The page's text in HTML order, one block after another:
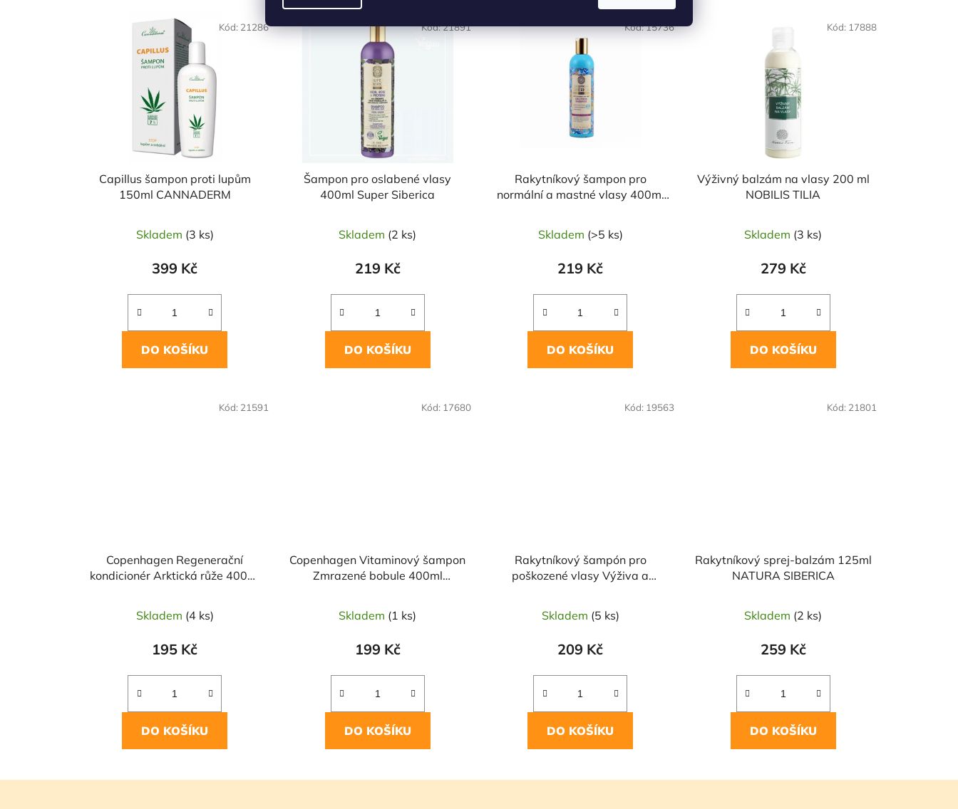
Capillus šampon proti lupům
150ml CANNADERM
Skladem (3 ks)
399 Kč
DO KOŠÍKU
Kód: 21286
Šampon pro oslabené vlasy
400ml Super Siberica
Skladem (2 ks)
219 Kč
DO KOŠÍKU
Kód:21891
Rakytníkový šampon pro
normální a mastné vlasy 400ml
Skladem (>5 ks)
219 Kč
DO KOŠÍKU
Kód:15736
Výživný balzám na vlasy 200 ml
NOBILIS TILIA
Skladem (3 ks)
279 Kč
DO KOŠÍKU
Kód: 17888
Copenhagen Regenerační
kondicionér Arktická růže 400ml
Skladem (4 ks)
195 Kč
DO KOŠÍKU
Kód: 21591
Copenhagen Vitaminový šampon
Zmrazené bobule 400ml
Skladem (1 ks)
199 Kč
DO KOŠÍKU
Kód: 17680
Rakytníkový šampón pro
poškozené vlasy Výživa a
Skladem (5 ks)
209 Kč
DO KOŠÍKU
Kód: 19563
Rakytníkový sprej-balzám 125ml
NATURA SIBERICA
Skladem (2 ks)
259 Kč
DO KOŠÍKU
Kód: 21801